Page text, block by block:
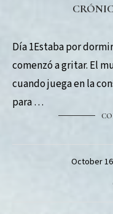
Día 1Estaba por
comenzó a gritar. El
cuando juega en la
para …
October